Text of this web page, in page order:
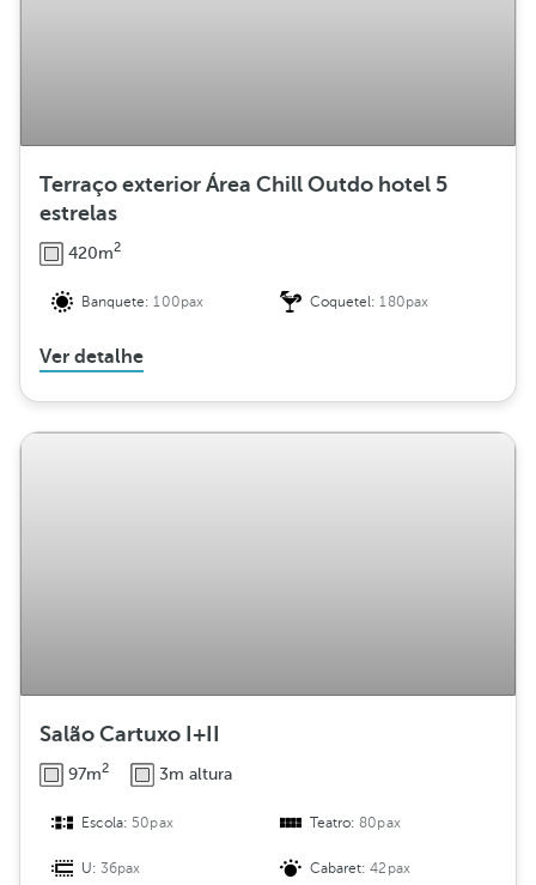
Terraço exterior Área Chill Outdo hotel 5
estrelas
420m2
Banquete:100pax Coquetel:180pax
Ver detalhe
Salão Cartuxo I+II
97m2 3m altura
Escola: 50pax Teatro:80pax
U:36pax Cabaret:42pax